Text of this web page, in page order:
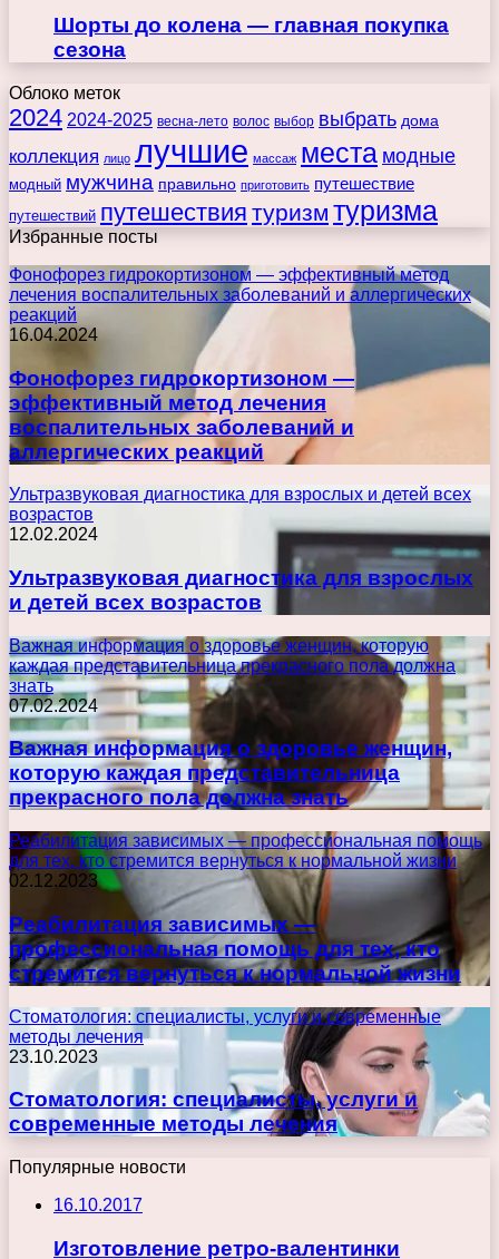
Шорты до колена — главная покупка
сезона
Облоко меток
2024 2024-2025 весна-лето волос выбор выбрать дома
коллекция лицо лучшие массаж места модные
модный мужчина правильно приготовить путешествие
путешествий путешествия туризм туризма
Избранные посты
Фонофорез гидрокортизоном — эффективный метод
лечения воспалительных заболеваний и аллергических
реакций
16.04.2024
Фонофорез гидрокортизоном —
эффективный метод лечения
воспалительных заболеваний и
аллергических реакций
Ультразвуковая диагностика для взрослых и детей всех
возрастов
12.02.2024
Ультразвуковая диагностика для взрослых
и детей всех возрастов
Важная информация о здоровье женщин, которую
каждая представительница прекрасного пола должна
знать
07.02.2024
Важная информация о здоровье женщин,
которую каждая представительница
прекрасного пола должна знать
Реабилитация зависимых — профессиональная помощь
для тех, кто стремится вернуться к нормальной жизни
02.12.2023
Реабилитация зависимых —
профессиональная помощь для тех, кто
стремится вернуться к нормальной жизни
Стоматология: специалисты, услуги и современные
методы лечения
23.10.2023
Стоматология: специалисты, услуги и
современные методы лечения
Популярные новости
16.10.2017
Изготовление ретро-валентинки